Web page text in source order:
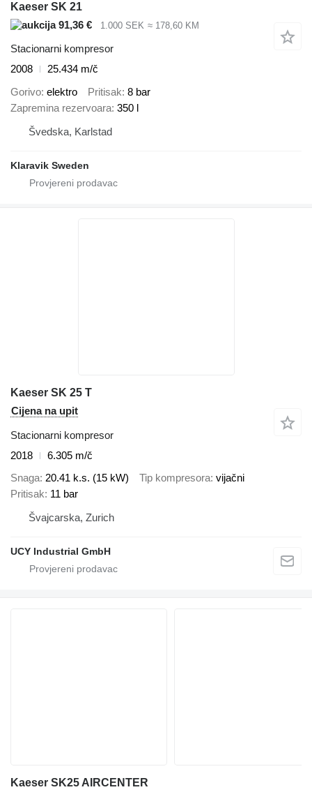
Kaeser SK 21
91,36 €
1.000 SEK ≈ 178,60 KM
Stacionarni kompresor
2008
25.434 m/č
Gorivo elektro Pritisak 8 bar
Zapremina rezervoara 350 l
Švedska, Karlstad
Klaravik Sweden
Kaeser SK 25 T
Cijena na upit
Stacionarni kompresor
2018
6.305 m/č
Snaga 20.41 k.s. (15 kW) Tip kompresora vijačni
Pritisak 11 bar
Švајcarska, Zurich
UCY Industrial GmbH
Kaeser SK25 AIRCENTER